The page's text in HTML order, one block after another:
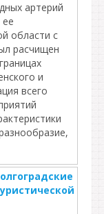
артерий
области с
расчищен
и
всего